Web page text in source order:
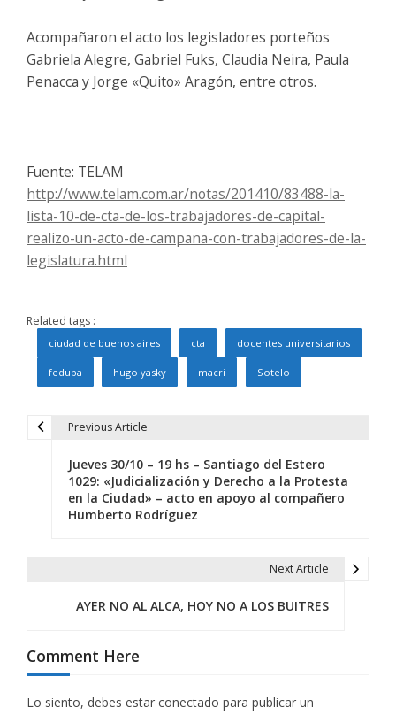
Acompañaron el acto los legisladores porteños
Gabriela Alegre, Gabriel Fuks, Claudia Neira, Paula
Penacca y Jorge «Quito» Aragón, entre otros.
Fuente: TELAM
http://www.telam.com.ar/notas/201410/83488-la-
lista-10-de-cta-de-los-trabajadores-de-capital-
realizo-un-acto-de-campana-con-trabajadores-de-la-
legislatura.html
Related tags :
ciudad de buenos aires cta docentes universitarios
feduba hugo yasky macri Sotelo
i
ó
Previous Article
Jueves 30/10 – 19 hs – Santiago del Estero
1029: «Judicialización y Derecho a la Protesta
en la Ciudad» – acto en apoyo al compañero
Humberto Rodríguez
Next Article
AYER NO AL ALCA, HOY NO A LOS BUITRES
Comment Here
Lo siento, debes estar conectado para publicar un